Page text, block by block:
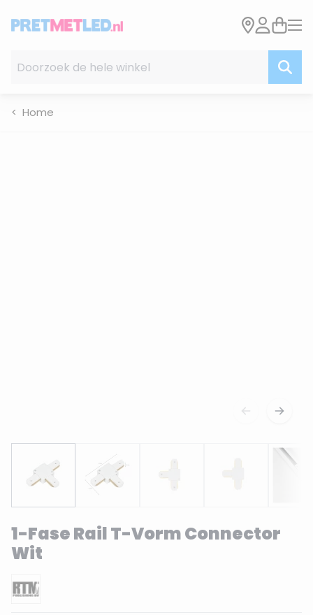
Home
1-Fase Rail T-Vorm Connector
Wit